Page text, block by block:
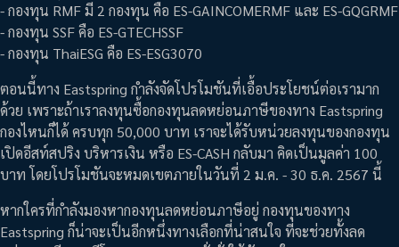
- กองทุน RMF มี 2 กองทุน คือ ES-GAINCOMERMF และ ES-GQGRMF
- กองทุน SSF คือ ES-GTECHSSF
- กองทุน ThaiESG คือ ES-ESG3070
ตอนนี้ทาง Eastspring กำลังจัดโปรโมชันที่เอื้อประโยชน์ต่อเรามาก
ด้วย เพราะถ้าเราลงทุนซื้อกองทุนลดหย่อนภาษีของทาง Eastspring
กองไหนก็ได้ ครบทุก 50,000 บาท เราจะได้รับหน่วยลงทุนของกองทุน
เปิดอีสท์สปริง บริหารเงิน หรือ ES-CASH กลับมา คิดเป็นมูลค่า 100
บาท โดยโปรโมชันจะหมดเขตภายในวันที่ 2 ม.ค. - 30 ธ.ค. 2567 นี้
หากใครที่กำลังมองหากองทุนลดหย่อนภาษีอยู่ กองทุนของทาง
Eastspring ก็น่าจะเป็นอีกหนึ่งทางเลือกที่น่าสนใจ ที่จะช่วยทั้งลด